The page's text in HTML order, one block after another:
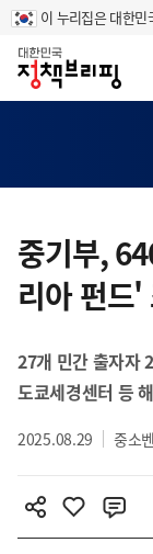
이 누리집은 대한
홈
텐
츠
영
중기부,
리아 펀드'
27개 민간 출자자
도쿄세경센터 등
2025.08.29 중소